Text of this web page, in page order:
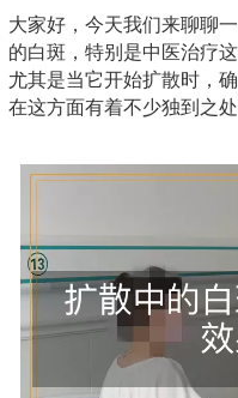
大家好，今天我们来聊聊
的白斑，特别是中医治疗
尤其是当它开始扩散时，
在这方面有着不少独到之处